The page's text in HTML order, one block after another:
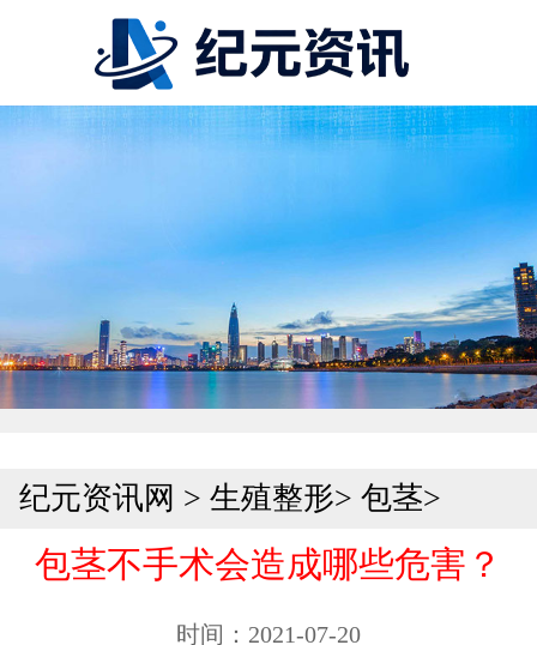
纪元资讯网 > 生殖整形> 包茎>
包茎不手术会造成哪些危害？
时间：2021-07-20